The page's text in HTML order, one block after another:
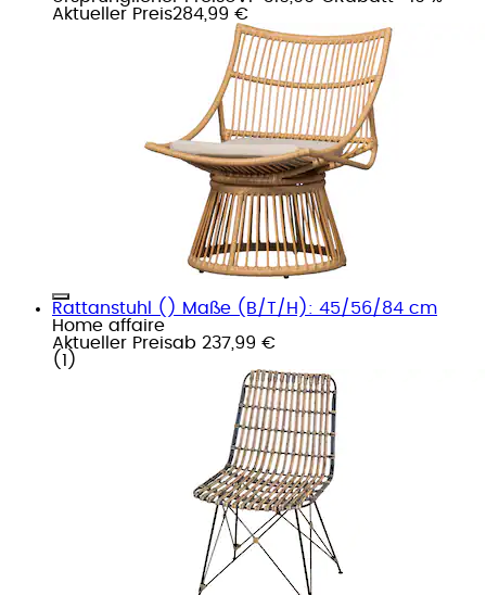
Aktueller Preis284,99 €
Rattanstuhl () Maße (B/T/H): 45/56/84 cm
Home affaire
Aktueller Preisab 237,99 €
( 1 )